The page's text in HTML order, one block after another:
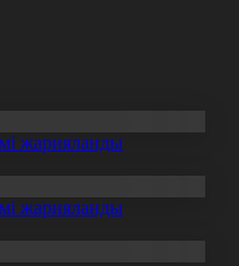
жарияланды
жарияланды